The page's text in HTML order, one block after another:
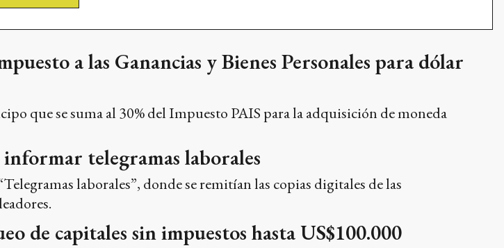
a las Ganancias y Bienes Personales para dólar
que se suma al 30% del Impuesto PAIS para la adquisición de moneda
telegramas laborales
laborales”, donde se remitían las copias digitales de las
de capitales sin impuestos hasta US$100.000